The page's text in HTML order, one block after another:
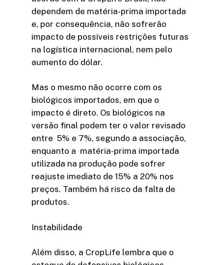
dependem de matéria-prima importada
e, por consequência, não sofrerão
impacto de possíveis restrições futuras
na logística internacional, nem pelo
aumento do dólar.
Mas o mesmo não ocorre com os
biológicos importados, em que o
impacto é direto. Os biológicos na
versão final podem ter o valor revisado
entre 5% e 7%, segundo a associação,
enquanto a matéria-prima importada
utilizada na produção pode sofrer
reajuste imediato de 15% a 20% nos
preços. Também há risco da falta de
produtos.
Instabilidade
Além disso, a CropLife lembra que o